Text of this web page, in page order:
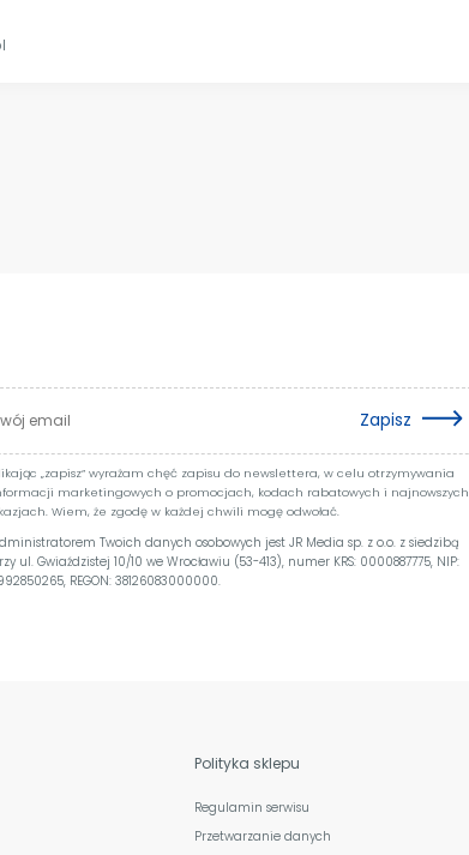
Zapisz
„zapisz” wyrażam chęć zapisu do newslettera, w celu otrzymywania
marketingowych o promocjach, kodach rabatowych i najnowszych
Wiem, że zgodę w każdej chwili mogę odwołać.
Twoich danych osobowych jest JR Media sp. z o.o. z siedzibą
ul. Gwiaździstej 10/10 we Wrocławiu (53-413), numer KRS: 0000887775, NIP:
REGON: 38126083000000.
Polityka sklepu
Regulamin serwisu
Przetwarzanie danych